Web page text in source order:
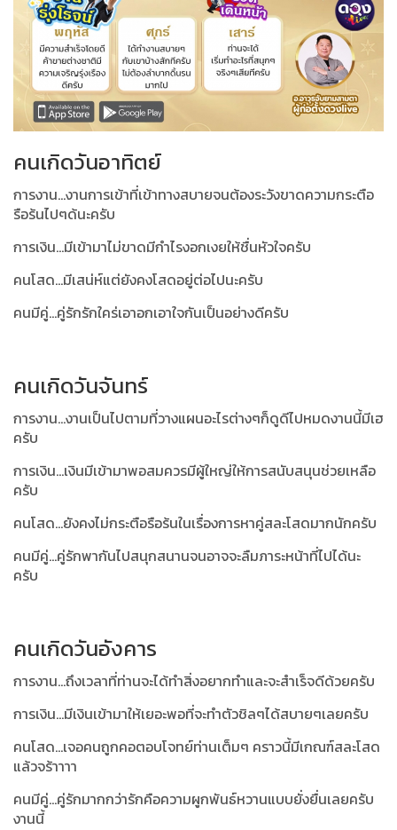
คนเกิดวันอาทิตย์
การงาน...งานการเข้าที่เข้าทางสบายจนต้องระวังขาดความกระตือ
รือร้นไปๆด้นะครับ
การเงิน...มีเข้ามาไม่ขาดมีกำไรงอกเงยให้ชื่นหัวใจครับ
คนโสด...มีเสน่ห์แต่ยังคงโสดอยู่ต่อไปนะครับ
คนมีคู่...คู่รักรักใคร่เอาอกเอาใจกันเป็นอย่างดีครับ
คนเกิดวันจันทร์
การงาน...งานเป็นไปตามที่วางแผนอะไรต่างๆก็ดูดีไปหมดงานนี้มีเฮ
ครับ
การเงิน...เงินมีเข้ามาพอสมควรมีผู้ใหญ่ให้การสนับสนุนช่วยเหลือ
ครับ
คนโสด...ยังคงไม่กระตือรือร้นในเรื่องการหาคู่สละโสดมากนักครับ
คนมีคู่...คู่รักพากันไปสนุกสนานจนอาจจะลืมภาระหน้าที่ไปได้นะ
ครับ
คนเกิดวันอังคาร
การงาน...ถึงเวลาที่ท่านจะได้ทำสิ่งอยากทำและจะสำเร็จดีด้วยครับ
การเงิน...มีเงินเข้ามาให้เยอะพอที่จะทำตัวชิลๆได้สบายๆเลยครับ
คนโสด...เจอคนถูกคอตอบโจทย์ท่านเต็มๆ คราวนี้มีเกณฑ์สละโสด
แล้วจร้าาาา
คนมีคู่...คู่รักมากกว่ารักคือความผูกพันธ์หวานแบบยั่งยื่นเลยครับ
งานนี้